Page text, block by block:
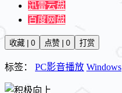
迅雷云盘
百度网盘
收藏 | 0 点赞 | 0 打赏
标签： PC影音播放 Windows